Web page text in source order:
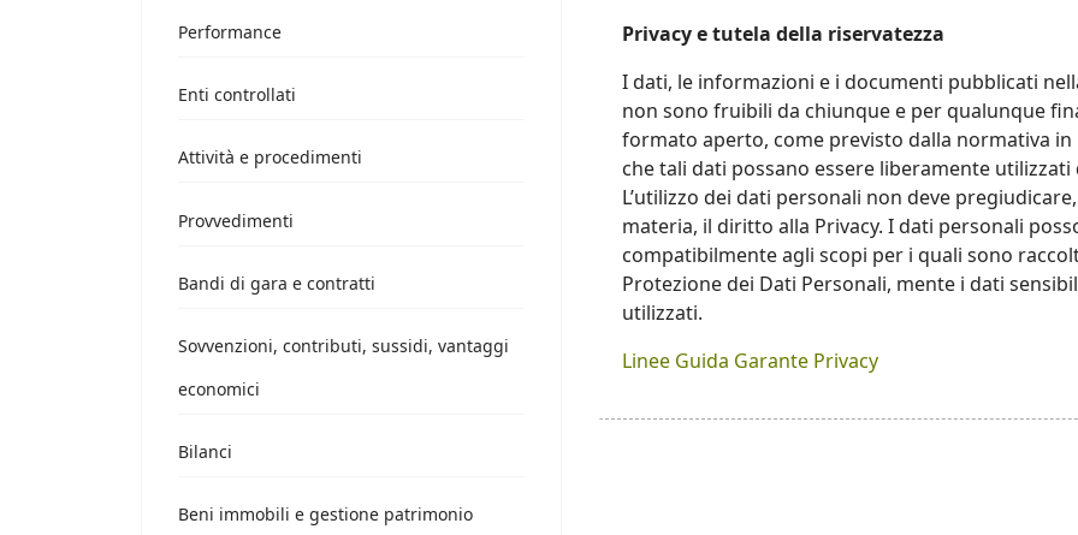
Performance
Enti controllati
Attività e procedimenti
Provvedimenti
Bandi di gara e contratti
Sovvenzioni, contributi, sussidi, vantaggi
economici
Bilanci
Beni immobili e gestione patrimonio
Privacy e tutela della riservatezza
I dati, le informazioni e i documenti pubblicati
non sono fruibili da chiunque e per qualunque
formato aperto, come previsto dalla normativa
che tali dati possano essere liberamente
L’utilizzo dei dati personali non deve
materia, il diritto alla Privacy. I dati personali
compatibilmente agli scopi per i quali sono
Protezione dei Dati Personali, mente i dati
utilizzati.
Linee Guida Garante Privacy